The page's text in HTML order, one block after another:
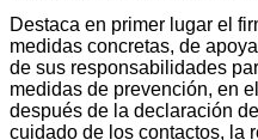
Destaca en primer lugar el
medidas concretas, de
de sus responsabilidades
medidas de prevención, en
después de la declaración
cuidado de los contactos, la